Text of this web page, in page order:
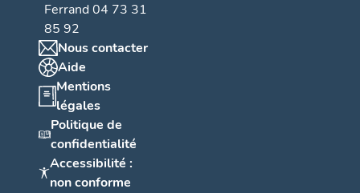
Ferrand 04 73 31
85 92
Nous contacter
Aide
Mentions
légales
Politique de
confidentialité
Accessibilité :
non conforme